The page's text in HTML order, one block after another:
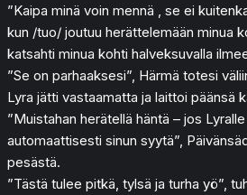
”Kaipa minä voin mennä , se ei
kun /tuo/ joutuu herättelemään minua
katsahti minua kohti halveksuvalla
”Se on parhaaksesi”, Härmä totesi
Lyra jätti vastaamatta ja laittoi päänsä
”Muistahan herätellä häntä – jos
automaattisesti sinun syytä”,
pesästä.
”Tästä tulee pitkä, tylsä ja turha yö”,